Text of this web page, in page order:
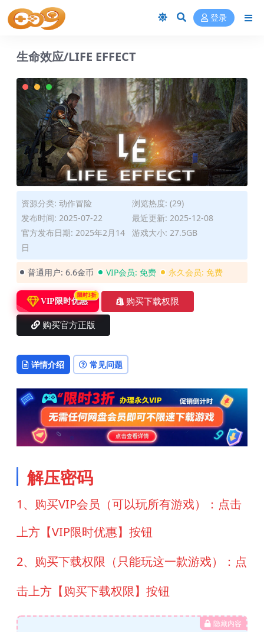
登录
生命效应/LIFE EFFECT
资源分类: 动作冒险
浏览热度: (29)
发布时间: 2025-07-22
最近更新: 2025-12-08
官方发布日期: 2025年2月14
日
游戏大小: 27.5GB
普通用户: 6.6金币 VIP会员: 免费 永久会员: 免费
VIP限时优惠
限时3折
购买下载权限
购买官方正版
详情介绍 常见问题
解压密码
1、购买VIP会员（可以玩所有游戏）：点击
上方【VIP限时优惠】按钮
2、购买下载权限（只能玩这一款游戏）：点
击上方【购买下载权限】按钮
隐藏内容